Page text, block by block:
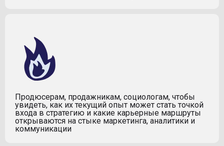
Продюсерам, продажникам, социологам, чтобы
увидеть, как их текущий опыт может стать точкой
входа в стратегию и какие карьерные маршруты
открываются на стыке маркетинга, аналитики и
коммуникации